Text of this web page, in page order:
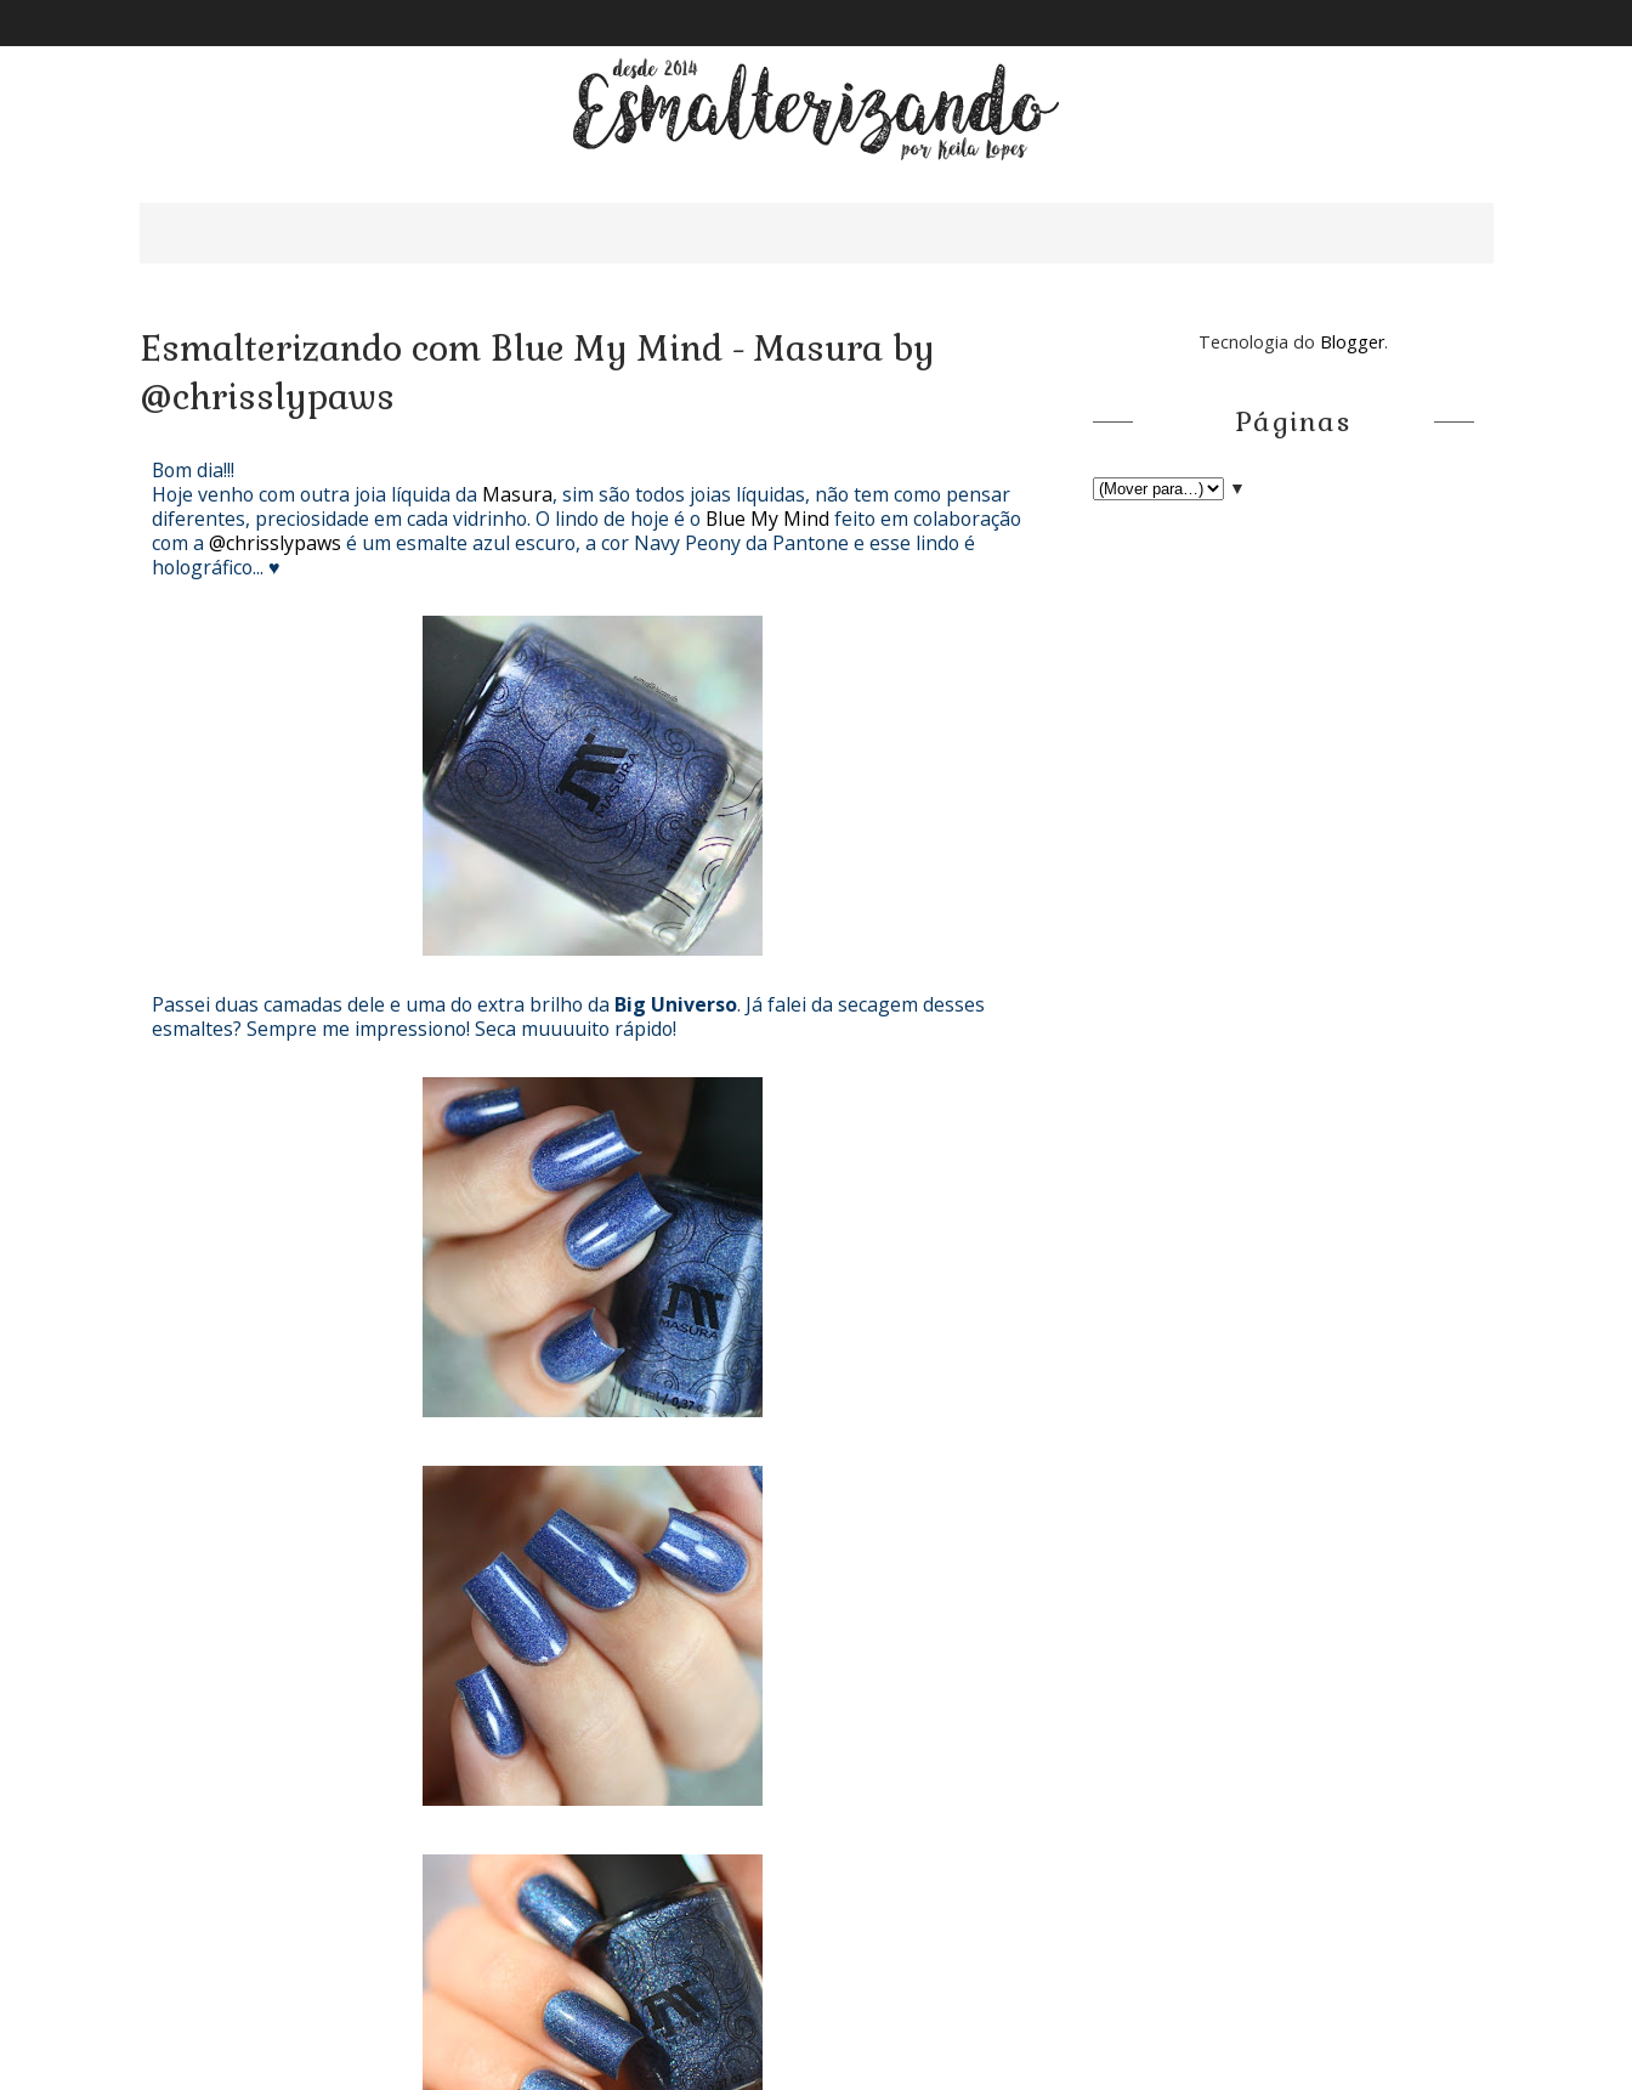
Esmalterizando com Blue My Mind - Masura by
@chrisslypaws
Bom dia!!!
Hoje venho com outra joia líquida da Masura, sim são todos joias líquidas, não tem como pensar
diferentes, preciosidade em cada vidrinho. O lindo de hoje é o Blue My Mind feito em colaboração
com a @chrisslypaws é um esmalte azul escuro, a cor Navy Peony da Pantone e esse lindo é
holográfico... ♥
Passei duas camadas dele e uma do extra brilho da Big Universo. Já falei da secagem desses
esmaltes? Sempre me impressiono! Seca muuuuito rápido!
Tecnologia do Blogger.
Páginas
▼